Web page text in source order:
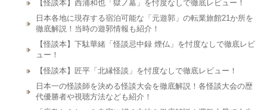
【怪談本】西浦和也「獄ノ墓」を忖度なしで徹底レビュー！
日本各地に現存する宿泊可能な「元遊郭」の転業旅館21か所を
徹底解説！当時の遊郭情報も紹介！
【怪談本】下駄華緒「怪談忌中録 煙仏」を忖度なしで徹底レビ
ュー！
【怪談本】匠平「北縁怪談」を忖度なしで徹底レビュー！
日本一の怪談師を決める怪談大会を徹底解説！各怪談大会の歴
代優勝者や視聴方法なども紹介！